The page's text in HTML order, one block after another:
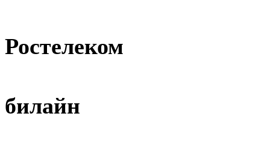
Ростелеком
билайн